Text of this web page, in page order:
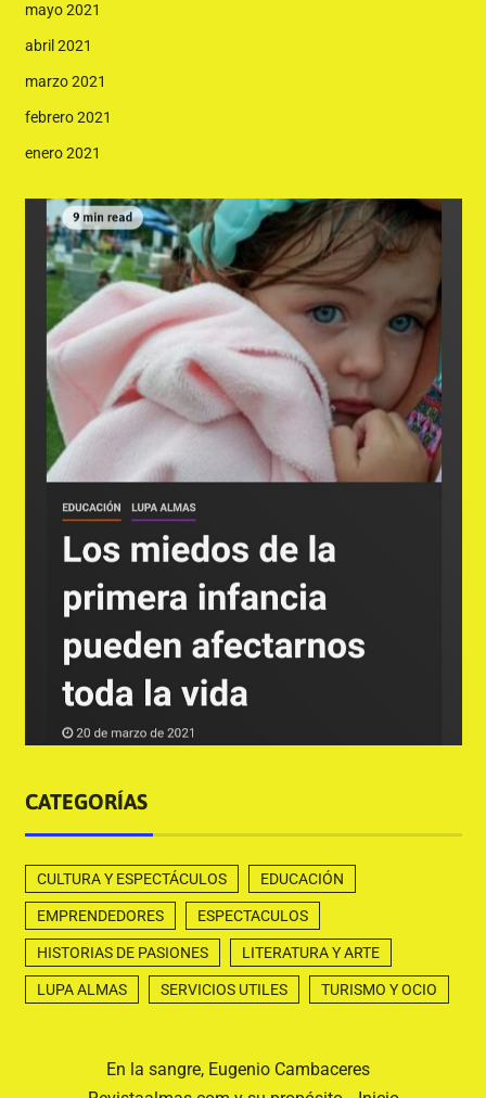
mayo 2021
abril 2021
marzo 2021
febrero 2021
enero 2021
CATEGORÍAS
CULTURA Y ESPECTÁCULOS EDUCACIÓN
EMPRENDEDORES ESPECTACULOS
HISTORIAS DE PASIONES LITERATURA Y ARTE
LUPA ALMAS SERVICIOS UTILES TURISMO Y OCIO
En la sangre, Eugenio Cambaceres